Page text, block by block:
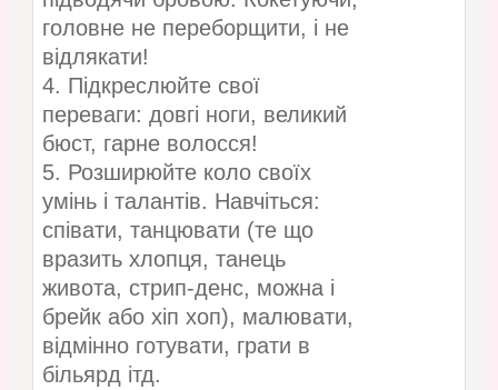
головне не переборщити, і не
відлякати!
4. Підкреслюйте свої
переваги: ​​довгі ноги, великий
бюст, гарне волосся!
5. Розширюйте коло своїх
умінь і талантів. Навчіться:
співати, танцювати (те що
вразить хлопця, танець
живота, стрип-денс, можна і
брейк або хіп хоп), малювати,
відмінно готувати, грати в
більярд ітд.